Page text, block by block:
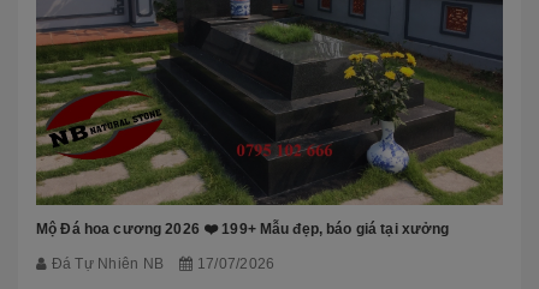
Mộ Đá hoa cương 2026 ❤️ 199+ Mẫu đẹp, báo giá tại xưởng
Đá Tự Nhiên NB 17/07/2026